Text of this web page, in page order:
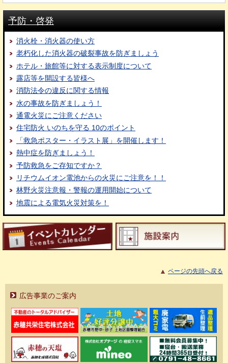
予防・啓発
消火栓・消火器の使い方
老朽化した消火器の破裂事故を防ぎましょう
ホテル・旅館等に対する表示制度について
露店等を開設する皆様へ
消防法令の違反に関する情報
水の事故を防ぎましょう！
通電火災にご注意ください
住宅防火 いのちを守る 10のポイント
「救急ポスター・イラスト展」を開催します！
熱中症を防ぎましょう！
予防救急をご存知ですか？
リチウムイオン電池からの火災にご注意を！！
林野火災注意報・警報の運用開始について
地震による電気火災対策を！
ページの先頭へ戻る
広告事業のご案内